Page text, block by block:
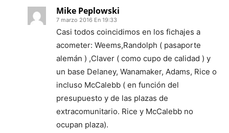
Mike Peplowski
7 marzo 2016 En 19:33
Casi todos coincidimos en los fichajes a
acometer: Weems,Randolph ( pasaporte
alemán ) ,Claver ( como cupo de calidad ) y
un base Delaney, Wanamaker, Adams, Rice o
incluso McCalebb ( en función del
presupuesto y de las plazas de
extracomunitario. Rice y McCalebb no
ocupan plaza).